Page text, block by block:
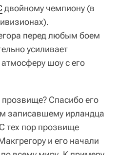
двойному чемпиону (в
перед любым боем
усиливает
шоу с его
Спасибо его
записавшему ирландца
тех пор прозвище
и его начали